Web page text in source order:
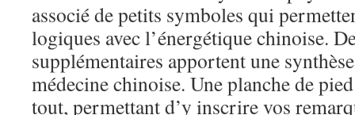
associé de petits symboles qui
logiques avec l’énergétique chinoise.
supplémentaires apportent une
médecine chinoise. Une planche de
tout, permettant d’y inscrire vos